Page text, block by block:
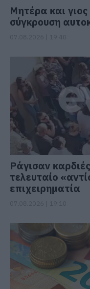
Μητέρα και
σύγκρουση
Ράγισαν
τελευταίο
επιχειρηματία